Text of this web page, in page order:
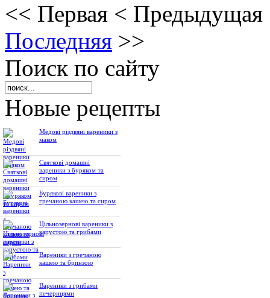
<< Первая < Предыдущая
Последняя >>
Поиск по сайту
Новые рецепты
Медові різдвяні вареники з
маком
Святкові домашні
вареники з буряком та
сиром
Бурякові вареники з
гречаною кашею та сиром
Цільнозернові вареники з
капустою та грибами
Вареники з гречаною
кашею та бринзою
Вареники з грибами
печерицями